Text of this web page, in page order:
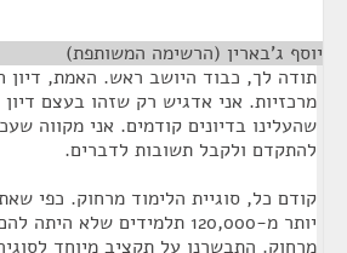
יוסף ג'בארין (הרשימה המשותפת)
תודה לך, כבוד היושב ראש. האמת, דיון
מרכזיות. אני אדגיש רק שזהו בעצם
שהעלינו בדיונים קודמים. אני מקווה
להתקדם ולקבל תשובות לדברים.
קודם כל, סוגיית הלימוד מרחוק. כפי
יותר מ-120,000 תלמידים שלא
מרחוק. התבשרנו על תקציב מיוחד